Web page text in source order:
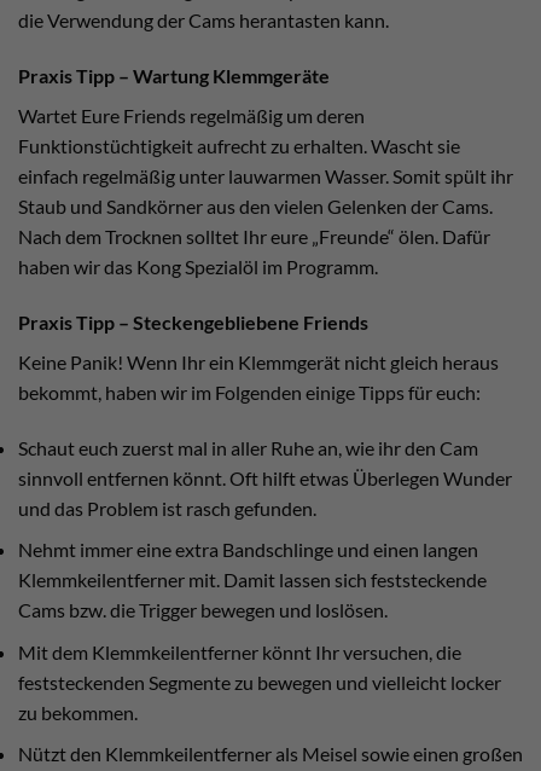
die Verwendung der Cams herantasten kann.
Praxis Tipp – Wartung Klemmgeräte
Wartet Eure Friends regelmäßig um deren
Funktionstüchtigkeit aufrecht zu erhalten. Wascht sie
einfach regelmäßig unter lauwarmen Wasser. Somit spült ihr
Staub und Sandkörner aus den vielen Gelenken der Cams.
Nach dem Trocknen solltet Ihr eure „Freunde“ ölen. Dafür
haben wir das Kong Spezialöl im Programm.
Praxis Tipp – Steckengebliebene Friends
Keine Panik! Wenn Ihr ein Klemmgerät nicht gleich heraus
bekommt, haben wir im Folgenden einige Tipps für euch:
Schaut euch zuerst mal in aller Ruhe an, wie ihr den Cam
sinnvoll entfernen könnt. Oft hilft etwas Überlegen Wunder
und das Problem ist rasch gefunden.
Nehmt immer eine extra Bandschlinge und einen langen
Klemmkeilentferner mit. Damit lassen sich feststeckende
Cams bzw. die Trigger bewegen und loslösen.
Mit dem Klemmkeilentferner könnt Ihr versuchen, die
feststeckenden Segmente zu bewegen und vielleicht locker
zu bekommen.
Nützt den Klemmkeilentferner als Meisel sowie einen großen